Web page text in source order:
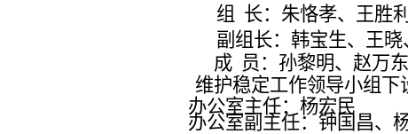
组
长：朱恪孝、王胜利
副组长：韩宝生、王晓
成 员：孙黎明、赵万
维护稳定工作领导小组下
办公室主任： 杨宏民
办公室副主任：钟国昌、